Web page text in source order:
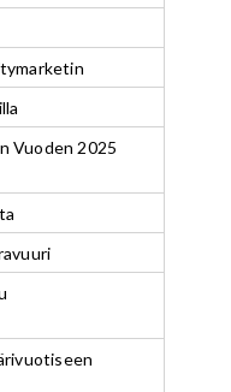
Vuoden 2025